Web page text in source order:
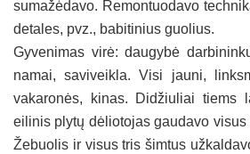
sumažėdavo. Remontuodavo
detales, pvz., babitinius guolius.
Gyvenimas virė: daugybė
namai, saviveikla. Visi jauni,
vakaronės, kinas. Didžiuliai tiems
eilinis plytų dėliotojas gaudavo visus
Žebuolis ir visus tris šimtus